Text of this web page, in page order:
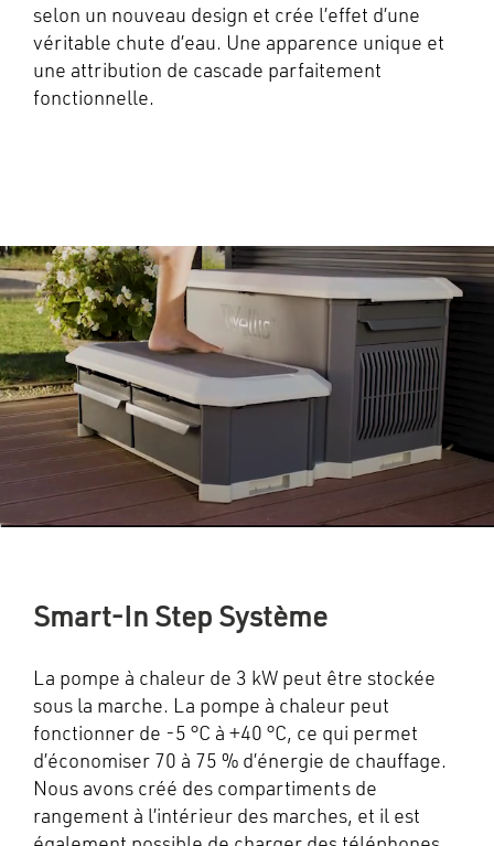
selon un nouveau design et crée l’effet d’une
véritable chute d’eau. Une apparence unique et
une attribution de cascade parfaitement
fonctionnelle.
Smart-In Step Système
La pompe à chaleur de 3 kW peut être stockée
sous la marche. La pompe à chaleur peut
fonctionner de -5 °C à +40 °C, ce qui permet
d’économiser 70 à 75 % d’énergie de chauffage.
Nous avons créé des compartiments de
rangement à l’intérieur des marches, et il est